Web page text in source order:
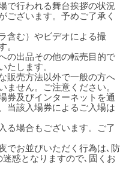
で行われる舞台挨拶の状況
ございます。予めご了承く
含む）やビデオによる撮
。
の出品その他の転売目的で
たします。
販売方法以外で一般の方へ
ません。ご注意ください。
券及びインターネットを通
当該入場券によるご入場は
る場合もございます。ご了
でお並びいただく行為は､防
惑となりますので､固くお